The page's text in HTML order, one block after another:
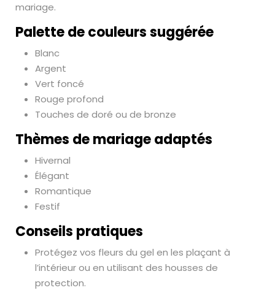
mariage.
Palette de couleurs suggérée
Blanc
Argent
Vert foncé
Rouge profond
Touches de doré ou de bronze
Thèmes de mariage adaptés
Hivernal
Élégant
Romantique
Festif
Conseils pratiques
Protégez vos fleurs du gel en les plaçant à
l’intérieur ou en utilisant des housses de
protection.